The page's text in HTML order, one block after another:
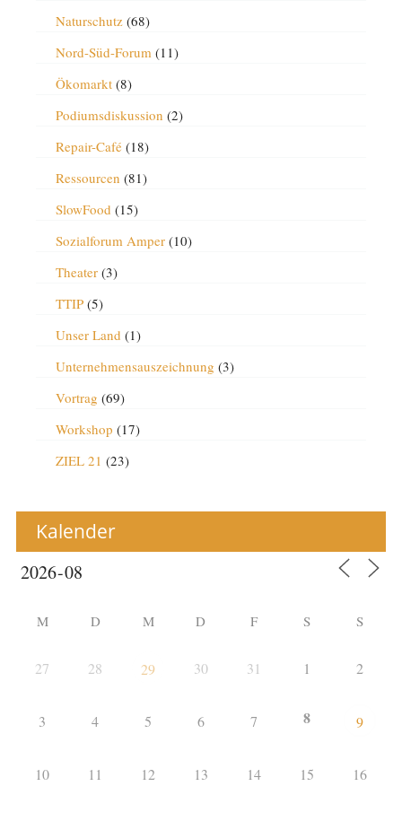
Naturschutz(68)
Nord-Süd-Forum(11)
Ökomarkt(8)
Podiumsdiskussion (2)
Repair-Café(18)
Ressourcen (81)
SlowFood (15)
Sozialforum Amper(10)
Theater(3)
TTIP(5)
Unser Land (1)
Unternehmensauszeichnung (3)
Vortrag (69)
Workshop (17)
ZIEL 21 (23)
Kalender
M D M D F S S
27 28 29 30 31 1 2
3 4 5 6 7 8 9
10 11 12 13 14 15 16